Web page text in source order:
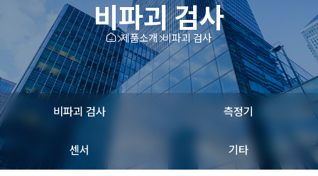
비파괴 검사
제품소개 비파괴 검사
비파괴 검사 측정기
센서 기타